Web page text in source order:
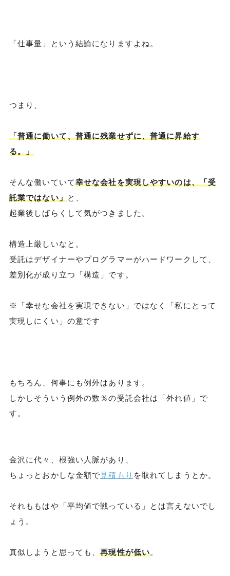
「仕事量」という結論になりますよね。
つまり、
「普通に働いて、普通に残業せずに、普通に昇給す
る。」
そんな働いていて幸せな会社を実現しやすいのは、「受
託業ではない」
と、
起業後しばらくして気がつきました。
構造上厳しいなと。
受託はデザイナーやプログラマーがハードワークして、
差別化が成り立つ「構造」です。
※「幸せな会社を実現できない」ではなく「私にとって
実現しにくい」の意です
もちろん、何事にも例外はあります。
しかしそういう例外の数％の受託会社は「外れ値」で
す。
金沢に代々、根強い人脈があり、
ちょっとおかしな金額で 見積もり を取れてしまうとか。
それももはや「平均値で戦っている」とは言えないでし
ょう。
真似しようと思っても、再現性が低い。